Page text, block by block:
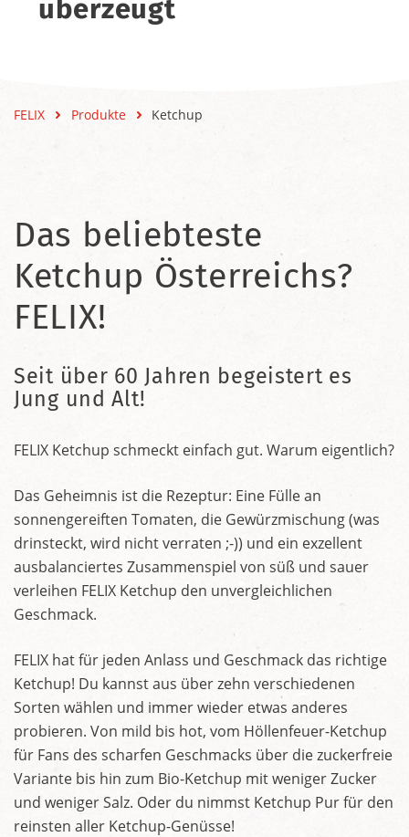
überzeugt
FELIX Produkte Ketchup
Das beliebteste
Ketchup Österreichs?
FELIX!
Seit über 60 Jahren begeistert es
Jung und Alt!
FELIX Ketchup schmeckt einfach gut. Warum eigentlich?
Das Geheimnis ist die Rezeptur: Eine Fülle an
sonnengereiften Tomaten, die Gewürzmischung (was
drinsteckt, wird nicht verraten ;-)) und ein exzellent
ausbalanciertes Zusammenspiel von süß und sauer
verleihen FELIX Ketchup den unvergleichlichen
Geschmack.
FELIX hat für jeden Anlass und Geschmack das richtige
Ketchup! Du kannst aus über zehn verschiedenen
Sorten wählen und immer wieder etwas anderes
probieren. Von mild bis hot, vom Höllenfeuer-Ketchup
für Fans des scharfen Geschmacks über die zuckerfreie
Variante bis hin zum Bio-Ketchup mit weniger Zucker
und weniger Salz. Oder du nimmst Ketchup Pur für den
reinsten aller Ketchup-Genüsse!